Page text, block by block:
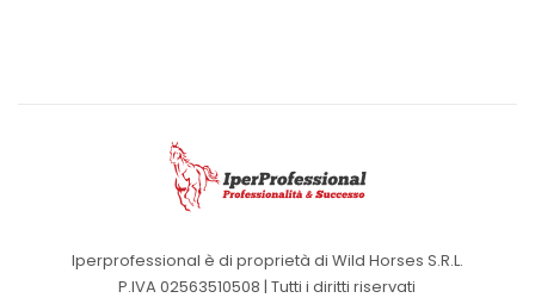
Iperprofessional è di proprietà di Wild Horses S.R.L.
P.IVA 02563510508 | Tutti i diritti riservati